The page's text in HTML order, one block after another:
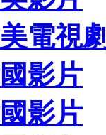
電視
影片
影片